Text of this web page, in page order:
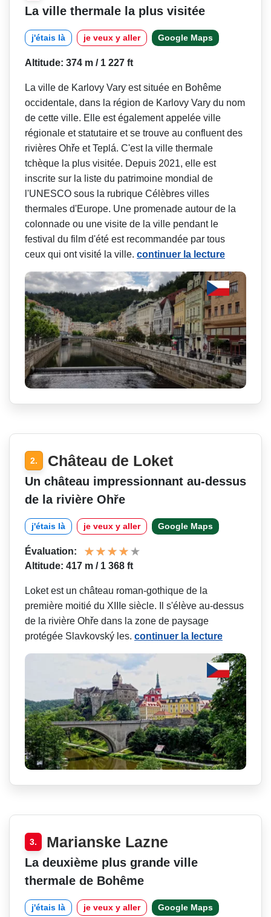
La ville thermale la plus visitée
j'étais là je veux y aller Google Maps
Altitude: 374 m / 1 227 ft
La ville de Karlovy Vary est située en Bohême
occidentale, dans la région de Karlovy Vary du nom
de cette ville. Elle est également appelée ville
régionale et statutaire et se trouve au confluent des
rivières Ohře et Teplá. C'est la ville thermale
tchèque la plus visitée. Depuis 2021, elle est
inscrite sur la liste du patrimoine mondial de
l'UNESCO sous la rubrique Célèbres villes
thermales d'Europe. Une promenade autour de la
colonnade ou une visite de la ville pendant le
festival du film d'été est recommandée par tous
ceux qui ont visité la ville. continuer la lecture
2. Château de Loket
Un château impressionnant au-dessus
de la rivière Ohře
j'étais là je veux y aller Google Maps
Évaluation:
Altitude: 417 m / 1 368 ft
Loket est un château roman-gothique de la
première moitié du XIIIe siècle. Il s'élève au-dessus
de la rivière Ohře dans la zone de paysage
protégée Slavkovský les. continuer la lecture
3. Marianske Lazne
La deuxième plus grande ville
thermale de Bohême
j'étais là je veux y aller Google Maps